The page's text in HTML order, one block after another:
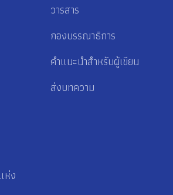
วารสาร
กองบรรณาธิการ
คำแนะนำสำหรับผู้เขียน
ส่งบทความ
ห่ง